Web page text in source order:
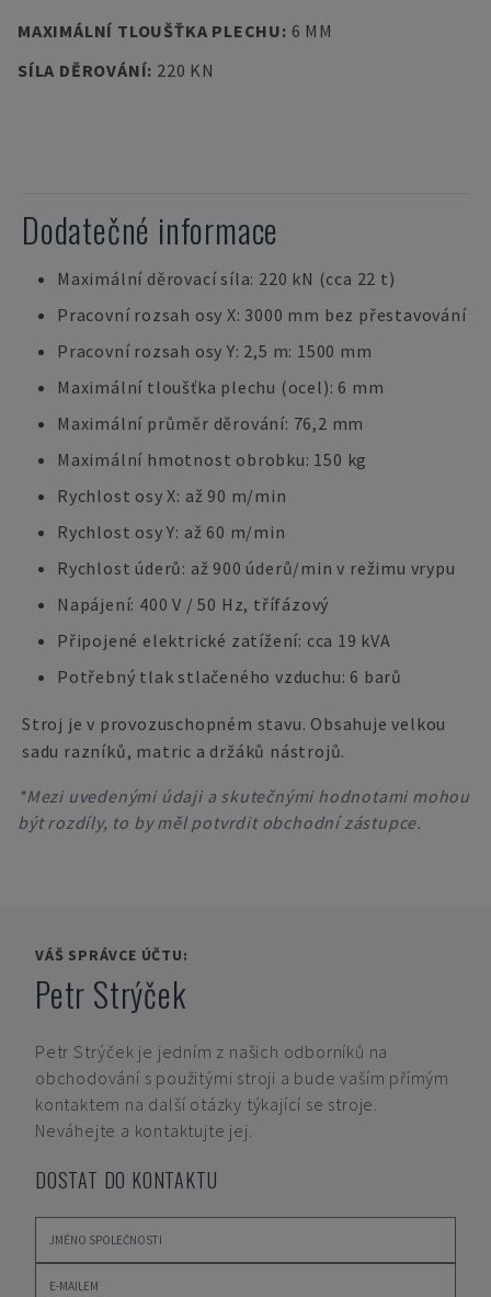
MAXIMÁLNÍ TLOUŠŤKA PLECHU: 6 MM
SÍLA DĚROVÁNÍ: 220 KN
Dodatečné informace
Maximální děrovací síla: 220 kN (cca 22 t)
Pracovní rozsah osy X: 3000 mm bez přestavování
Pracovní rozsah osy Y: 2,5 m: 1500 mm
Maximální tloušťka plechu (ocel): 6 mm
Maximální průměr děrování: 76,2 mm
Maximální hmotnost obrobku: 150 kg
Rychlost osy X: až 90 m/min
Rychlost osy Y: až 60 m/min
Rychlost úderů: až 900 úderů/min v režimu vrypu
Napájení: 400 V / 50 Hz, třífázový
Připojené elektrické zatížení: cca 19 kVA
Potřebný tlak stlačeného vzduchu: 6 barů
Stroj je v provozuschopném stavu. Obsahuje velkou
sadu razníků, matric a držáků nástrojů.
*Mezi uvedenými údaji a skutečnými hodnotami mohou
být rozdíly, to by měl potvrdit obchodní zástupce.
VÁŠ SPRÁVCE ÚČTU:
Petr Strýček
Petr Strýček je jedním z našich odborníků na
obchodování s použitými stroji a bude vaším přímým
kontaktem na další otázky týkající se stroje.
Neváhejte a kontaktujte jej.
DOSTAT DO KONTAKTU